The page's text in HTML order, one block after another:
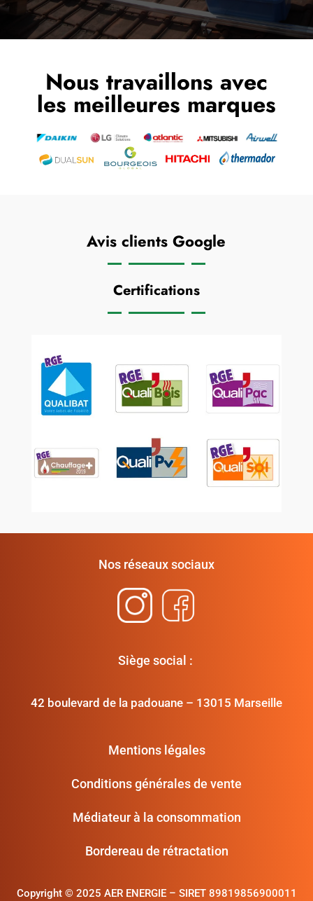
Nous travaillons avec
les meilleures marques
Avis clients Google
Certifications
Nos réseaux sociaux
Siège social :
42 boulevard de la padouane – 13015 Marseille
Mentions légales
Conditions générales de vente
Médiateur à la consommation
Bordereau de rétractation
Copyright © 2025 AER ENERGIE – SIRET 89819856900011